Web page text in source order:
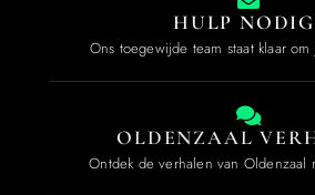
HULP
Ons toegewijde team staat klaar
OLDENZAAL
Ontdek de verhalen van Oldenzaal